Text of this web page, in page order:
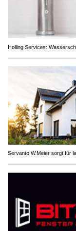
Holling Services:
Servanto W.Meier sorgt für